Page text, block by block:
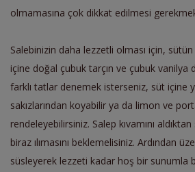
olmamasına çok dikkat edilmesi
Salebinizin daha lezzetli olması için,
içine doğal çubuk tarçın ve çubuk vanilya
farklı tatlar denemek isterseniz, süt içine
sakızlarından koyabilir ya da limon ve
rendeleyebilirsiniz. Salep kıvamını
biraz ılımasını beklemelisiniz. Ardından
süsleyerek lezzeti kadar hoş bir sunumla